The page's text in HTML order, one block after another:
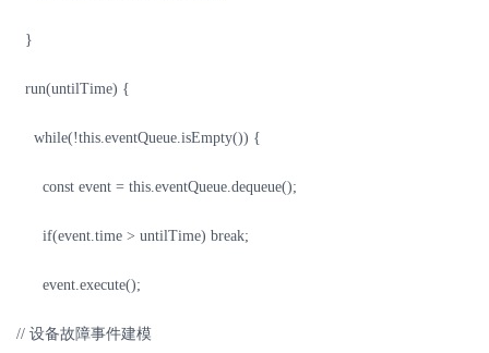
}
run(untilTime) {
while(!this.eventQueue.isEmpty()) {
const event = this.eventQueue.dequeue();
if(event.time > untilTime) break;
event.execute();
// 设备故障事件建模